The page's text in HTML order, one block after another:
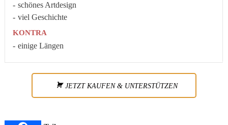
schönes Artdesign
viel Geschichte
KONTRA
einige Längen
JETZT KAUFEN & UNTERSTÜTZEN